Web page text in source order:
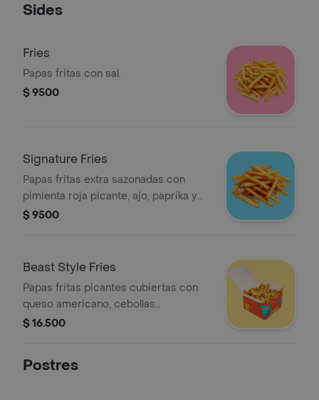
Sides
Fries
Papas fritas con sal.
$ 9500
Signature Fries
Papas fritas extra sazonadas con
pimienta roja picante, ajo, paprika y
una limón.
$ 9500
Beast Style Fries
Papas fritas picantes cubiertas con
queso americano, cebollas
caramelizadas, pepinillos, mayonesa,
$ 16.500
Postres